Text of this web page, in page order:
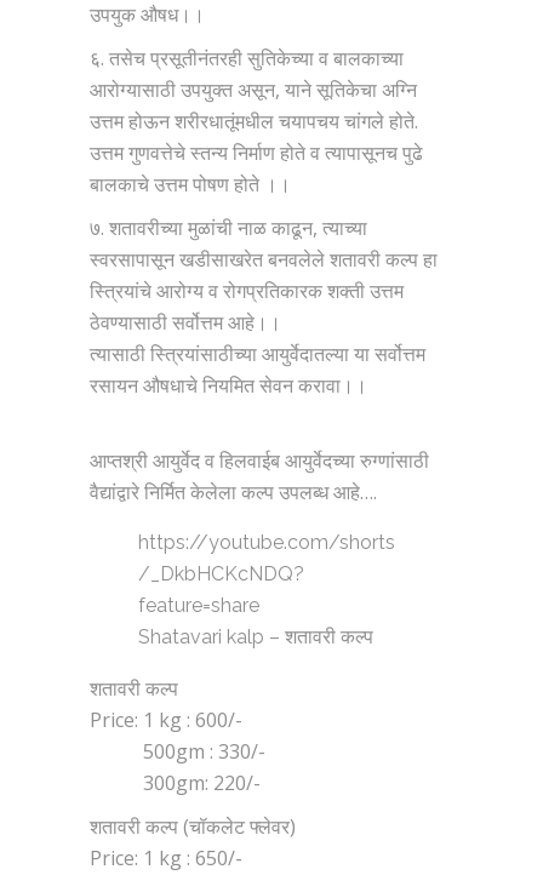
उपयुक औषध।।
६. तसेच प्रसूतीनंतरही सुतिकेच्या व बालकाच्या
आरोग्यासाठी उपयुक्त असून, याने सूतिकेचा अग्नि
उत्तम होऊन शरीरधातूंमधील चयापचय चांगले होते.
उत्तम गुणवत्तेचे स्तन्य निर्माण होते व त्यापासूनच पुढे
बालकाचे उत्तम पोषण होते ।।
७. शतावरीच्या मुळांची नाळ काढून, त्याच्या
स्वरसापासून खडीसाखरेत बनवलेले शतावरी कल्प हा
स्त्रियांचे आरोग्य व रोगप्रतिकारक शक्ती उत्तम
ठेवण्यासाठी सर्वोत्तम आहे।।
त्यासाठी स्त्रियांसाठीच्या आयुर्वेदातल्या या सर्वोत्तम
रसायन औषधाचे नियमित सेवन करावा।।
आप्तश्री आयुर्वेद व हिलवाईब आयुर्वेदच्या रुग्णांसाठी
वैद्यांद्वारे निर्मित केलेला कल्प उपलब्ध आहे….
https://youtube.com/shorts
/_DkbHCKcNDQ?
feature=share
Shatavari kalp – शतावरी कल्प
शतावरी कल्प
Price: 1 kg : 600/-
500gm : 330/-
300gm: 220/-
शतावरी कल्प (चॉकलेट फ्लेवर)
Price: 1 kg : 650/-